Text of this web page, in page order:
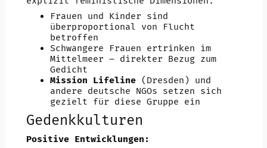
Frauen und Kinder sind
überproportional von Flucht
betroffen
Schwangere Frauen ertrinken im
Mittelmeer – direkter Bezug zum
Gedicht
Mission Lifeline(Dresden) und
andere deutsche NGOs setzen sich
gezielt für diese Gruppe ein
Gedenkkulturen
Positive Entwicklungen: